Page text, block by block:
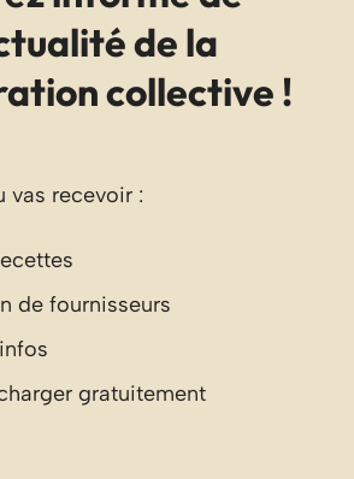
de la
collective !
vas recevoir :
de fournisseurs
gratuitement